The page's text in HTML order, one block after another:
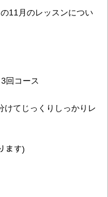
11月のレッスンについ
っかり3回コース
けてじっくりしっかりレ
ます)